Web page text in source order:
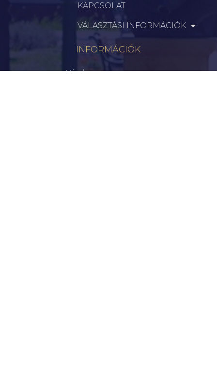
KAPCSOLAT
VÁLASZTÁSI INFORMÁCIÓK
INFORMÁCIÓK
Hírek